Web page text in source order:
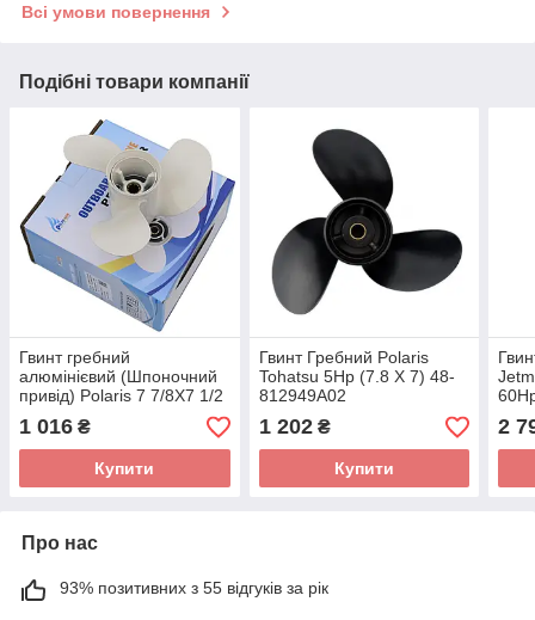
Всі умови повернення
Подібні товари компанії
Гвинт гребний
алюмінієвий (Шпоночний
привід) Polaris 7 7/8X7 1/2
PROP для Honda 4.5-5 к.с.
HONDA 4.5-5 к.с.
1 016 ₴
Купити
Гвинт Гребний Polaris
Tohatsu 5Hp (7.8 X 7) 48-
812949A02
1 202₴
Купити
2
Про нас
93% позитивних з 55 відгуків за рік